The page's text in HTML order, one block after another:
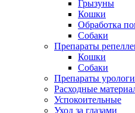
Грызуны
Кошки
Обработка
Собаки
Препараты
Кошки
Собаки
Препараты
Расходные
Успокоительные
Уход за глазами